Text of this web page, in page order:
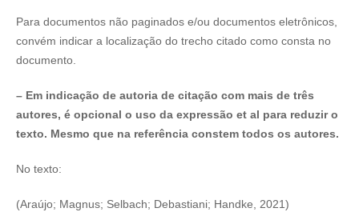
Para documentos não paginados e/ou documentos eletrônicos,
convém indicar a localização do trecho citado como consta no
documento.
– Em indicação de autoria de citação com mais de três
autores, é opcional o uso da expressão et al para reduzir o
texto. Mesmo que na referência constem todos os autores.
No texto:
(Araújo; Magnus; Selbach; Debastiani; Handke, 2021)